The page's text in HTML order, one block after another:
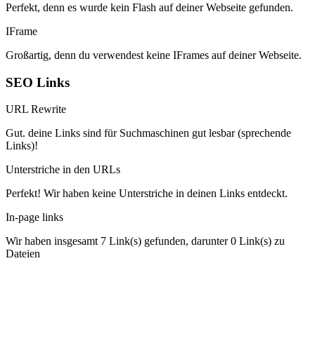
Perfekt, denn es wurde kein Flash auf deiner Webseite gefunden.
IFrame
Großartig, denn du verwendest keine IFrames auf deiner Webseite.
SEO Links
URL Rewrite
Gut. deine Links sind für Suchmaschinen gut lesbar (sprechende
Links)!
Unterstriche in den URLs
Perfekt! Wir haben keine Unterstriche in deinen Links entdeckt.
In-page links
Wir haben insgesamt 7 Link(s) gefunden, darunter 0 Link(s) zu
Dateien